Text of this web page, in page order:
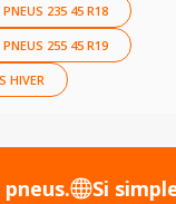
PNEUS 235 45 R18
PNEUS 255 45 R19
HIVER
Si simple de